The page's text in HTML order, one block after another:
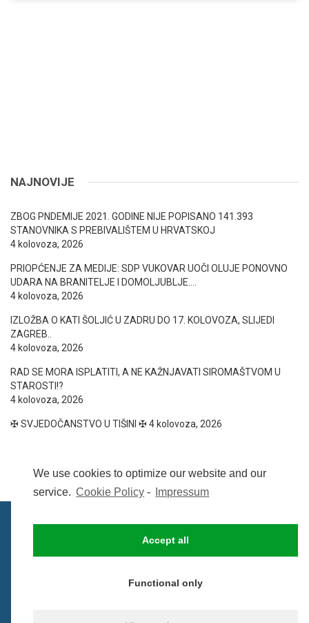
We use cookies to optimize our website and our
service. Cookie Policy - Impressum
Accept all
Functional only
NAJNOVIJE
ZBOG PNDEMIJE 2021. GODINE NIJE POPISANO 141.393
STANOVNIKA S PREBIVALIŠTEM U HRVATSKOJ
4 kolovoza, 2026
PRIOPĆENJE ZA MEDIJE: SDP VUKOVAR UOČI OLUJE PONOVNO
UDARA NA BRANITELJE I DOMOLJUBLJE….
4 kolovoza, 2026
IZLOŽBA O KATI ŠOLJIĆ U ZADRU DO 17. KOLOVOZA, SLIJEDI
ZAGREB..
4 kolovoza, 2026
RAD SE MORA ISPLATITI, A NE KAŽNJAVATI SIROMAŠTVOM U
STAROSTI!?
4 kolovoza, 2026
✠ SVJEDOČANSTVO U TIŠINI ✠ 4 kolovoza, 2026
UVIJETI KORIŠTENJA COOKIE POLICY (EU)